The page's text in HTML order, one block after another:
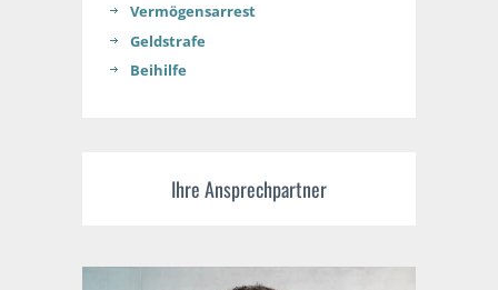
Vermögensarrest
Geldstrafe
Beihilfe
Ihre Ansprechpartner